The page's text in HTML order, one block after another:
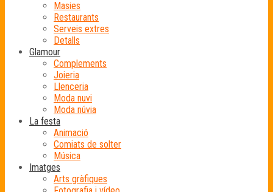
Masies
Restaurants
Serveis extres
Detalls
Glamour
Complements
Joieria
Llenceria
Moda nuvi
Moda núvia
La festa
Animació
Comiats de solter
Música
Imatges
Arts gràfiques